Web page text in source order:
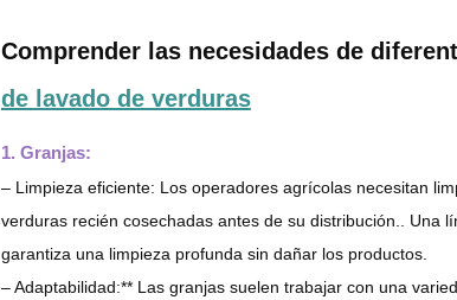
Comprender las necesidades de
de lavado de verduras
1. Granjas:
– Limpieza eficiente: Los operadores agrícolas necesitan
verduras recién cosechadas antes de su distribución.. Una
garantiza una limpieza profunda sin dañar los productos.
– Adaptabilidad:** Las granjas suelen trabajar con una